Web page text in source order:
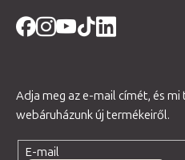
Adja meg az e-mail címét, és
webáruházunk új termékeiről.
E-mail